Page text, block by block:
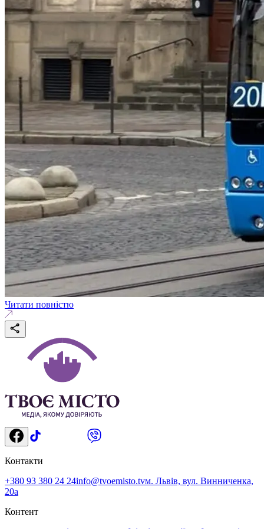
Читати повністю
Контакти
+380 93 380 24 24info@tvoemisto.tvм. Львів, вул. Винниченка,
20а
Контент